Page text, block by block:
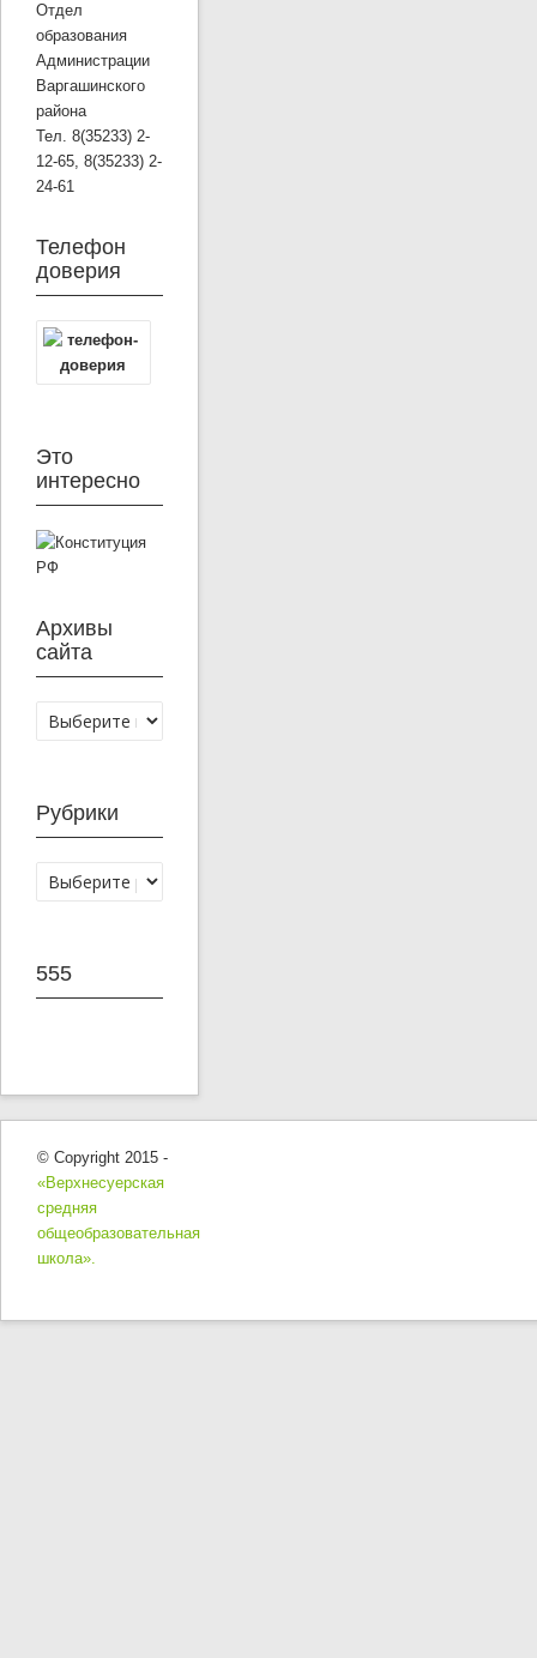
Отдел
образования
Администрации
Варгашинского
района
Тел. 8(35233) 2-
12-65, 8(35233) 2-
24-61
Телефон
доверия
Это
интересно
Архивы
сайта
Рубрики
555
© Copyright 2015 -
«Верхнесуерская
средняя
общеобразовательная
школа».